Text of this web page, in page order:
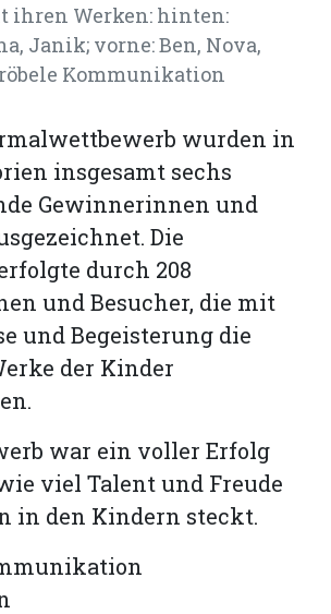
ihren Werken: hinten:
Janik; vorne: Ben, Nova,
Kommunikation
wurden in
insgesamt sechs
Gewinnerinnen und
Die
durch 208
und Besucher, die mit
und Begeisterung die
der Kinder
war ein voller Erfolg
viel Talent und Freude
in den Kindern steckt.